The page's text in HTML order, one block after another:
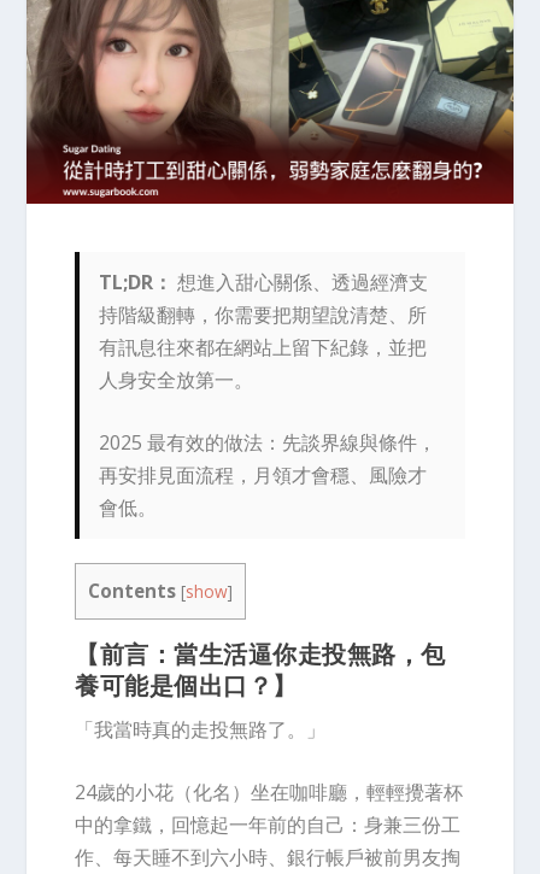
TL;DR： 想進入甜心關係、透過經濟支
持階級翻轉，你需要把期望說清楚、所
有訊息往來都在網站上留下紀錄，並把
人身安全放第一。
2025 最有效的做法：先談界線與條件，
再安排見面流程，月領才會穩、風險才
會低。
Contents [show]
【前言：當生活逼你走投無路，包
養可能是個出口 ？】
「我當時真的走投無路了。」
24歲的小花（化名）坐在咖啡廳，輕輕攪著杯
中的拿鐵，回憶起一年前的自己：身兼三份工
作、每天睡不到六小時、銀行帳戶被前男友掏